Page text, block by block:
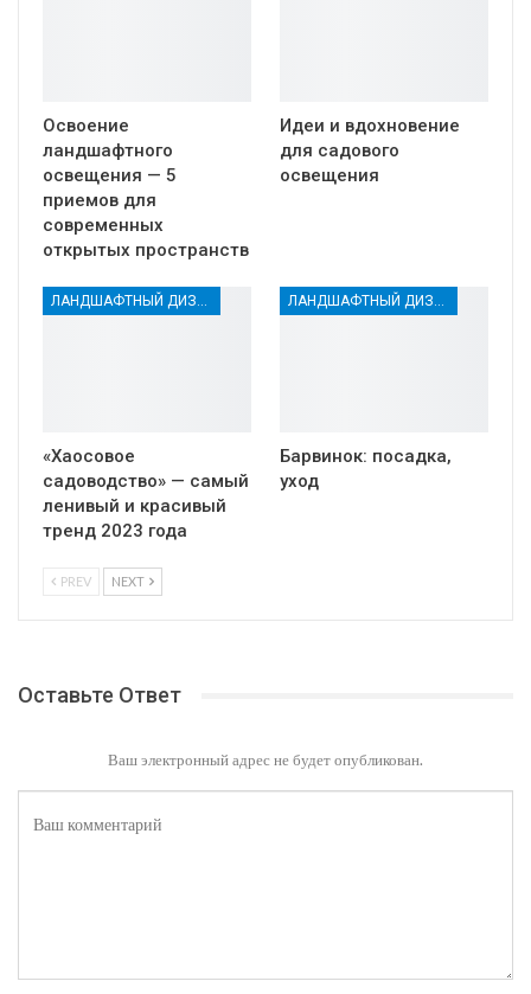
Освоение
ландшафтного
освещения — 5
приемов для
современных
открытых пространств
Идеи и вдохновение
для садового
освещения
ЛАНДШАФТНЫЙ ДИЗАЙН
«Хаосовое
садоводство» — самый
ленивый и красивый
тренд 2023 года
ЛАНДШАФТНЫЙ ДИЗАЙН
Барвинок: посадка,
уход
PREV NEXT
Оставьте Ответ
Ваш электронный адрес не будет опубликован.